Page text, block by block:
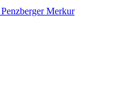
Merkur